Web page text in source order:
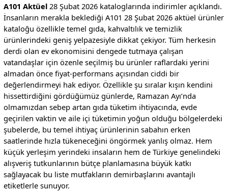
A101 Aktüel28 Şubat 2026 kataloglarında indirimler açıklandı.
İnsanların merakla beklediği A101 28 Şubat 2026 aktüel ürünler
kataloğu özellikle temel gıda, kahvaltılık ve temizlik
ürünlerindeki geniş yelpazesiyle dikkat çekiyor. Tüm herkesin
derdi olan ev ekonomisini dengede tutmaya çalışan
vatandaşlar için özenle seçilmiş bu ürünler raflardaki yerini
almadan önce fiyat-performans açısından ciddi bir
değerlendirmeyi hak ediyor. Özellikle şu sıralar kışın kendini
hissettirdiğini gördüğümüz günlerde, Ramazan Ayı’nda
olmamızdan sebep artan gıda tüketim ihtiyacında, evde
geçirilen vaktin ve aile içi tüketimin yoğun olduğu bölgelerdeki
şubelerde, bu temel ihtiyaç ürünlerinin sabahın erken
saatlerinde hızla tükeneceğini öngörmek yanlış olmaz. Hem
küçük yerleşim yerindeki insaların hem de Türkiye genelindeki
alışveriş tutkunlarının bütçe planlamasına büyük katkı
sağlayacak bu liste mutfakların demirbaşlarını avantajlı
etiketlerle sunuyor.